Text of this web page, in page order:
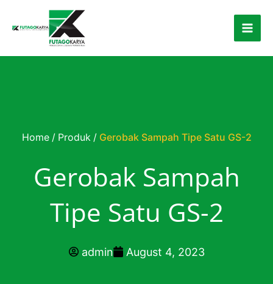
Skip to content
Home / Produk / Gerobak Sampah Tipe Satu GS-2
Gerobak Sampah
Tipe Satu GS-2
admin August 4, 2023